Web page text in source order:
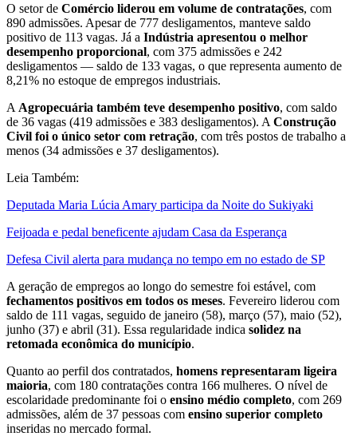
O setor de Comércio liderou em volume de contratações, com
890 admissões. Apesar de 777 desligamentos, manteve saldo
positivo de 113 vagas. Já a Indústria apresentou o melhor
desempenho proporcional, com 375 admissões e 242
desligamentos — saldo de 133 vagas, o que representa aumento de
8,21% no estoque de empregos industriais.
A Agropecuária também teve desempenho positivo, com saldo
de 36 vagas (419 admissões e 383 desligamentos). A Construção
Civil foi o único setor com retração, com três postos de trabalho a
menos (34 admissões e 37 desligamentos).
Leia Também:
Deputada Maria Lúcia Amary participa da Noite do Sukiyaki
Feijoada e pedal beneficente ajudam Casa da Esperança
Defesa Civil alerta para mudança no tempo em no estado de SP
A geração de empregos ao longo do semestre foi estável, com
fechamentos positivos em todos os meses. Fevereiro liderou com
saldo de 111 vagas, seguido de janeiro (58), março (57), maio (52),
junho (37) e abril (31). Essa regularidade indica solidez na
retomada econômica do município.
Quanto ao perfil dos contratados, homens representaram ligeira
maioria, com 180 contratações contra 166 mulheres. O nível de
escolaridade predominante foi o ensino médio completo, com 269
admissões, além de 37 pessoas com ensino superior completo
inseridas no mercado formal.